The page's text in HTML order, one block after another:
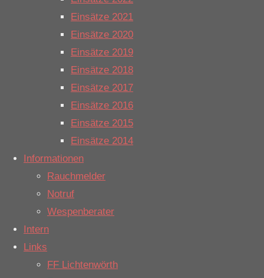
Einsätze 2021
Einsätze 2020
Einsätze 2019
Einsätze 2018
Einsätze 2017
Einsätze 2016
Einsätze 2015
Einsätze 2014
Informationen
Rauchmelder
Notruf
Wespenberater
Intern
Links
FF Lichtenwörth
eines
Industriebetriebs
war die
Anwesenheit
der FF
Salzbergen
erforderlich.
Ein Kamerad
Letzte Einsätze
H2_Verkehrsunfall
30. Juli 2026|7:59